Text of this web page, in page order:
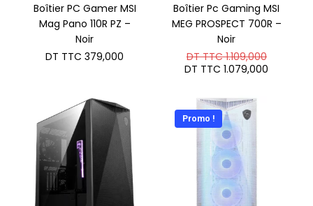
Boîtier PC Gamer MSI
Mag Pano 110R PZ –
Noir
DT TTC 379,000
Boîtier Pc Gaming MSI
MEG PROSPECT 700R –
Noir
DT TTC1.109,000Le
prix
initial
DT TTC 1.079,000
Promo !